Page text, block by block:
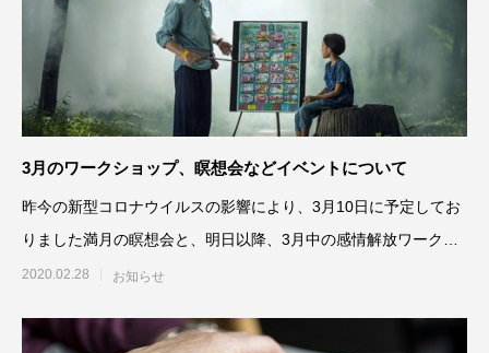
3月のワークショップ、瞑想会などイベントについて
昨今の新型コロナウイルスの影響により、3月10日に予定してお
りました満月の瞑想会と、明日以降、3月中の感情解放ワークシ
ョップは大変残念ですが
2020.02.28 お知らせ